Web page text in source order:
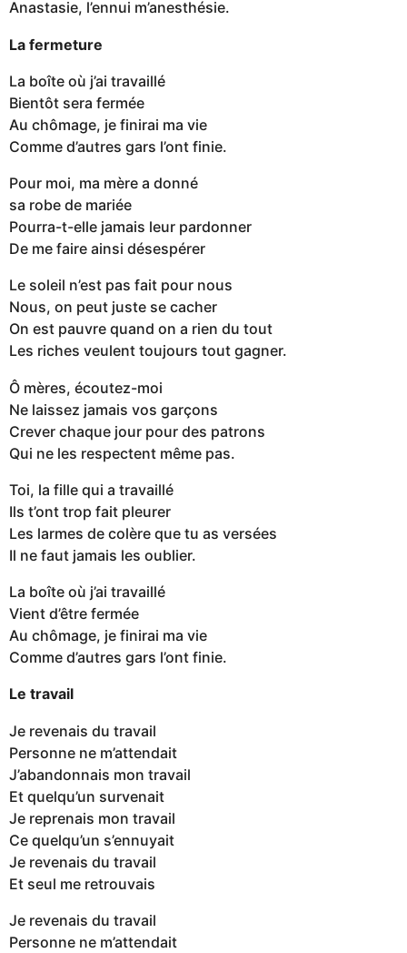
Anastasie, l’ennui m’anesthésie.
La fermeture
La boîte où j’ai travaillé
Bientôt sera fermée
Au chômage, je finirai ma vie
Comme d’autres gars l’ont finie.
Pour moi, ma mère a donné
sa robe de mariée
Pourra-t-elle jamais leur pardonner
De me faire ainsi désespérer
Le soleil n’est pas fait pour nous
Nous, on peut juste se cacher
On est pauvre quand on a rien du tout
Les riches veulent toujours tout gagner.
Ô mères, écoutez-moi
Ne laissez jamais vos garçons
Crever chaque jour pour des patrons
Qui ne les respectent même pas.
Toi, la fille qui a travaillé
Ils t’ont trop fait pleurer
Les larmes de colère que tu as versées
Il ne faut jamais les oublier.
La boîte où j’ai travaillé
Vient d’être fermée
Au chômage, je finirai ma vie
Comme d’autres gars l’ont finie.
Le travail
Je revenais du travail
Personne ne m’attendait
J’abandonnais mon travail
Et quelqu’un survenait
Je reprenais mon travail
Ce quelqu’un s’ennuyait
Je revenais du travail
Et seul me retrouvais
Je revenais du travail
Personne ne m’attendait